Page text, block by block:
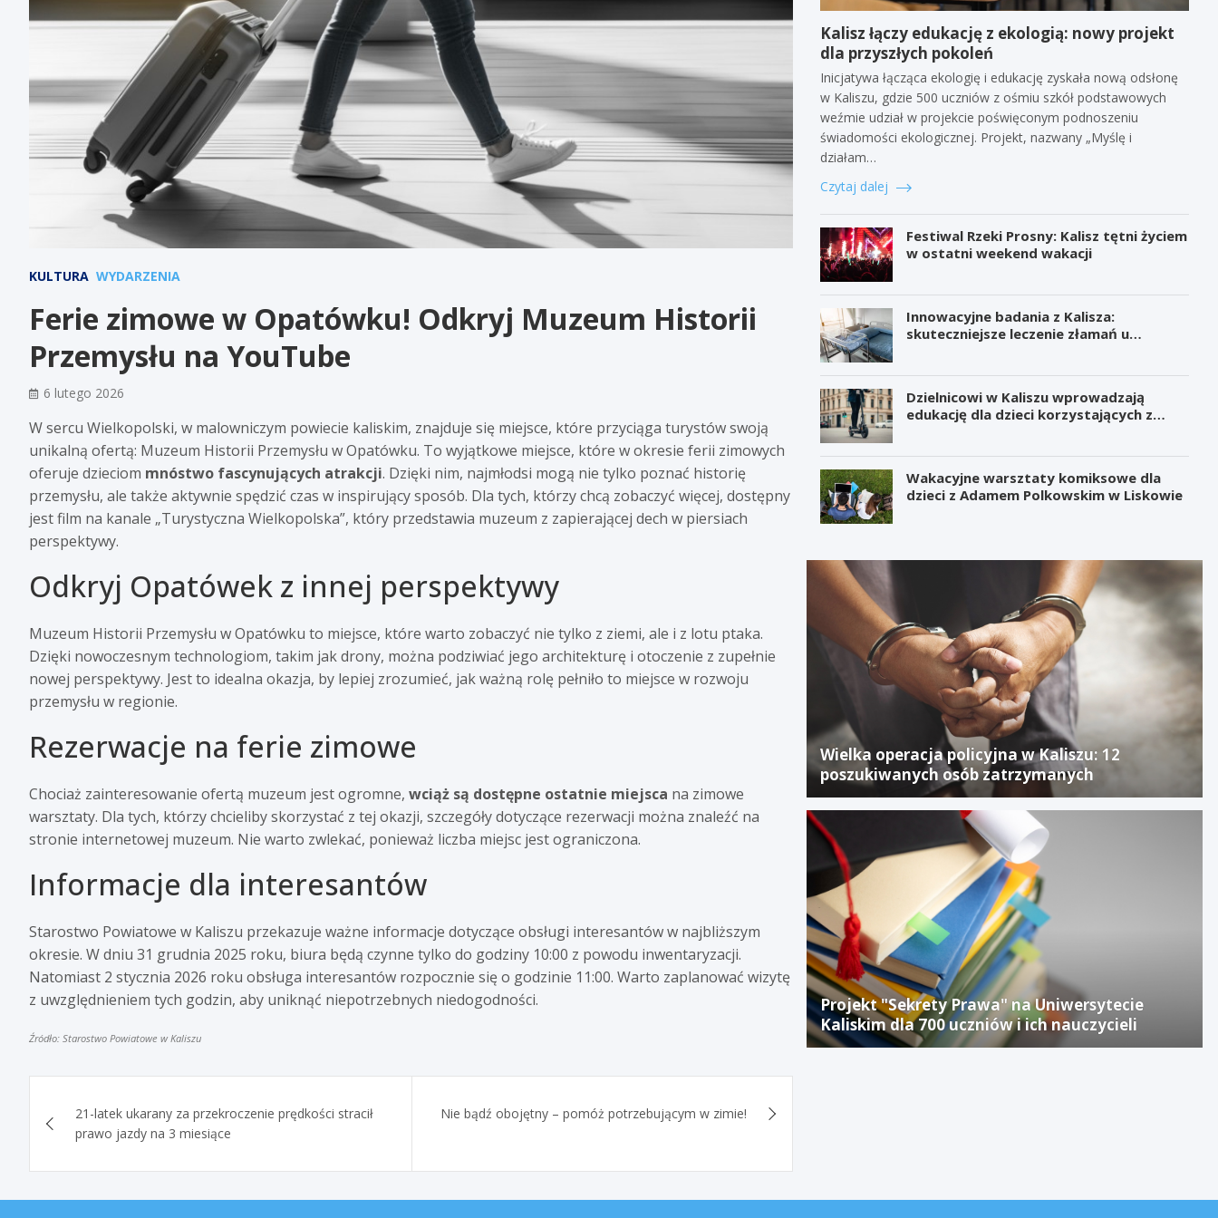
KULTURA WYDARZENIA
Ferie zimowe w Opatówku! Odkryj Muzeum Historii
Przemysłu na YouTube
6 lutego 2026
W sercu Wielkopolski, w malowniczym powiecie kaliskim, znajduje się miejsce, które przyciąga turystów swoją
unikalną ofertą: Muzeum Historii Przemysłu w Opatówku. To wyjątkowe miejsce, które w okresie ferii zimowych
oferuje dzieciom mnóstwo fascynujących atrakcji. Dzięki nim, najmłodsi mogą nie tylko poznać historię
przemysłu, ale także aktywnie spędzić czas w inspirujący sposób. Dla tych, którzy chcą zobaczyć więcej, dostępny
jest film na kanale „Turystyczna Wielkopolska”, który przedstawia muzeum z zapierającej dech w piersiach
perspektywy.
Odkryj Opatówek z innej perspektywy
Muzeum Historii Przemysłu w Opatówku to miejsce, które warto zobaczyć nie tylko z ziemi, ale i z lotu ptaka.
Dzięki nowoczesnym technologiom, takim jak drony, można podziwiać jego architekturę i otoczenie z zupełnie
nowej perspektywy. Jest to idealna okazja, by lepiej zrozumieć, jak ważną rolę pełniło to miejsce w rozwoju
przemysłu w regionie.
Rezerwacje na ferie zimowe
Chociaż zainteresowanie ofertą muzeum jest ogromne, wciąż są dostępne ostatnie miejsca na zimowe
warsztaty. Dla tych, którzy chcieliby skorzystać z tej okazji, szczegóły dotyczące rezerwacji można znaleźć na
stronie internetowej muzeum. Nie warto zwlekać, ponieważ liczba miejsc jest ograniczona.
Informacje dla interesantów
Starostwo Powiatowe w Kaliszu przekazuje ważne informacje dotyczące obsługi interesantów w najbliższym
okresie. W dniu 31 grudnia 2025 roku, biura będą czynne tylko do godziny 10:00 z powodu inwentaryzacji.
Natomiast 2 stycznia 2026 roku obsługa interesantów rozpocznie się o godzinie 11:00. Warto zaplanować wizytę
z uwzględnieniem tych godzin, aby uniknąć niepotrzebnych niedogodności.
Źródło: Starostwo Powiatowe w Kaliszu
wpisu
21-latek ukarany za przekroczenie prędkości stracił
prawo jazdy na 3 miesiące
Nie bądź obojętny – pomóż potrzebującym w zimie!
Kalisz łączy edukację z ekologią: nowy projekt
dla przyszłych pokoleń
Inicjatywa łącząca ekologię i edukację zyskała nową odsłonę
w Kaliszu, gdzie 500 uczniów z ośmiu szkół podstawowych
weźmie udział w projekcie poświęconym podnoszeniu
świadomości ekologicznej. Projekt, nazwany „Myślę i
działam…
Czytaj dalej
Festiwal Rzeki Prosny: Kalisz tętni życiem
w ostatni weekend wakacji
Innowacyjne badania z Kalisza:
skuteczniejsze leczenie złamań u
Dzielnicowi w Kaliszu wprowadzają
edukację dla dzieci korzystających z
Wakacyjne warsztaty komiksowe dla
dzieci z Adamem Polkowskim w Liskowie
Wielka operacja policyjna w Kaliszu: 12
poszukiwanych osób zatrzymanych
Projekt "Sekrety Prawa" na Uniwersytecie
Kaliskim dla 700 uczniów i ich nauczycieli